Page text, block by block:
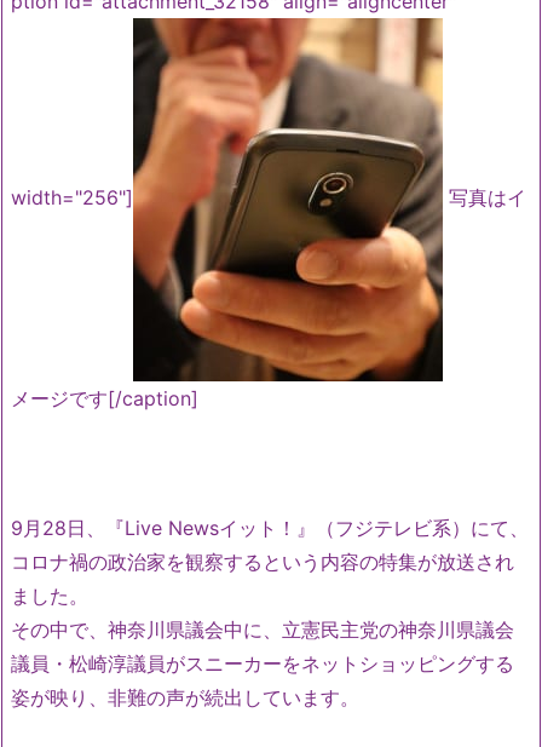
width="256"] 写真はイ
メージです[/caption]
9月28日、『Live Newsイット！』（フジテレビ系）にて、
コロナ禍の政治家を観察するという内容の特集が放送され
ました。
その中で、神奈川県議会中に、立憲民主党の神奈川県議会
議員・松崎淳議員がスニーカーをネットショッピングする
姿が映り、非難の声が続出しています。